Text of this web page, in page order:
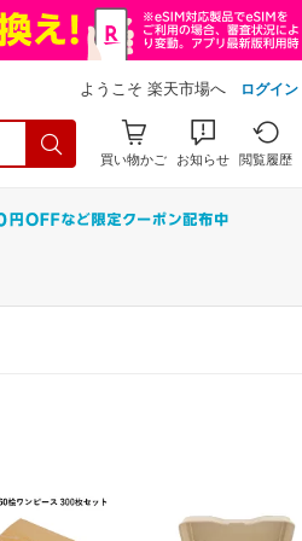
ようこそ 楽天市場へ ログイン
買い物かご お知らせ 閲覧履歴